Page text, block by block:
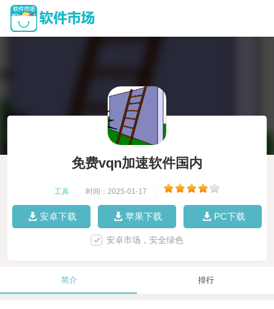
免费vqn加速软件国内
工具 时间：2025-01-17
安卓下载 苹果下载 PC下载
安卓市场，安全绿色
简介 排行